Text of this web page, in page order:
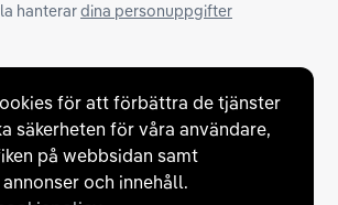
för att förbättra de tjänster
säkerheten för våra användare,
på webbsidan samt
och innehåll.
hanterardina personuppgifter
flertalet banker för att erbjuda dig bästa
och stödjer en rad olika
att du ska känna dig trygg vid ditt köp